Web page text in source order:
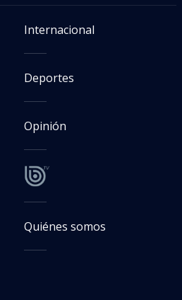
Internacional
Deportes
Opinión
Quiénes somos